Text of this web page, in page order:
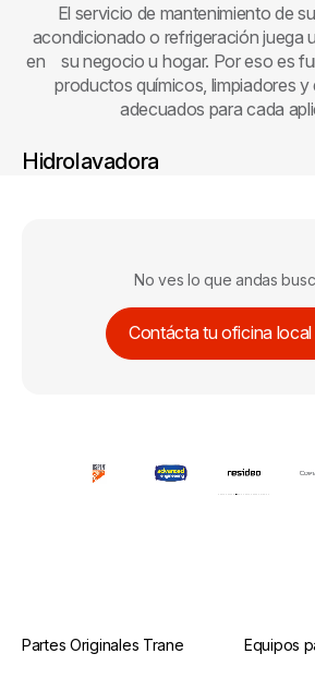
El servicio de mantenimiento de
acondicionado o refrigeración juega
en su negocio u hogar. Por eso es
productos químicos, limpiadores y
adecuados para cada
Hidrolavadora
No ves lo que andas
Contácta tu oficina local
Partes Originales Trane Equipos